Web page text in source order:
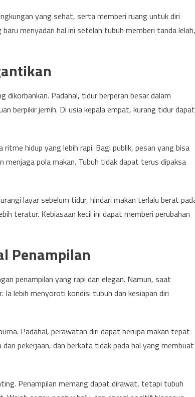
yang sehat, serta memberi ruang untuk diri
menyadari hal ini setelah tubuh memberi tanda lelah,
Padahal, tidur berperan besar dalam
berpikir jernih. Di usia kepala empat, kurang tidur dapat
hidup yang lebih rapi. Bagi publik, pesan yang bisa
pola makan. Tubuh tidak dapat terus dipaksa
layar sebelum tidur, hindari makan terlalu berat
teratur. Kebiasaan kecil ini dapat memberi perubahan
Penampilan
penampilan yang rapi dan elegan. Namun, saat
lebih menyoroti kondisi tubuh dan kesiapan diri
Padahal, perawatan diri dapat berupa makan tepat
pekerjaan, dan berkata tidak pada hal yang membuat
Penampilan memang dapat dirawat, tetapi tubuh